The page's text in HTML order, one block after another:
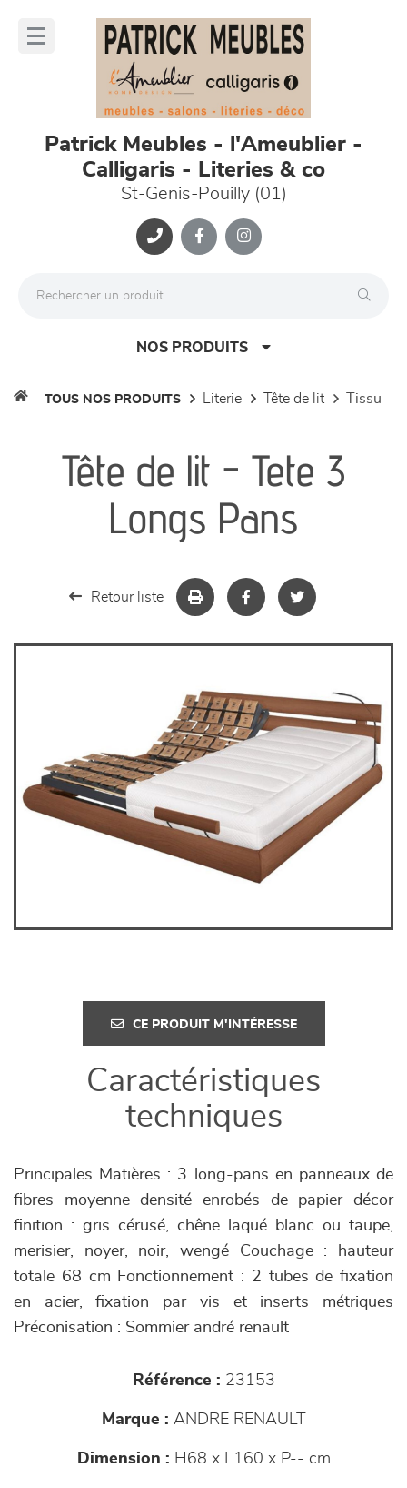
Patrick Meubles - l'Ameublier -
Calligaris - Literies & co
St-Genis-Pouilly (01)
NOS PRODUITS
séjours
meubles de complément
chambres et dressing
literie
TOUS NOS PRODUITS literie tête de lit tissu
Tête de lit - Tete 3
Longs Pans
Retour liste
CE PRODUIT M'INTÉRESSE
Caractéristiques
techniques
Principales Matières : 3 long-pans en panneaux de
fibres moyenne densité enrobés de papier décor
finition : gris cérusé, chêne laqué blanc ou taupe,
merisier, noyer, noir, wengé Couchage : hauteur
totale 68 cm Fonctionnement : 2 tubes de fixation
en acier, fixation par vis et inserts métriques
Préconisation : Sommier andré renault
Référence : 23153
Marque : ANDRE RENAULT
Dimension : H68 x L160 x P-- cm